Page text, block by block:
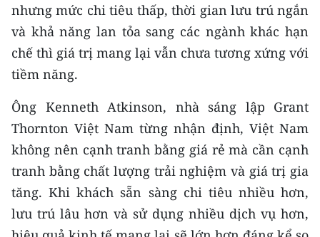
nhưng mức chi tiêu thấp, thời gian lưu trú ngắn
và khả năng lan tỏa sang các ngành khác hạn
chế thì giá trị mang lại vẫn chưa tương xứng với
tiềm năng.
Ông Kenneth Atkinson, nhà sáng lập Grant
Thornton Việt Nam từng nhận định, Việt Nam
không nên cạnh tranh bằng giá rẻ mà cần cạnh
tranh bằng chất lượng trải nghiệm và giá trị gia
tăng. Khi khách sẵn sàng chi tiêu nhiều hơn,
lưu trú lâu hơn và sử dụng nhiều dịch vụ hơn,